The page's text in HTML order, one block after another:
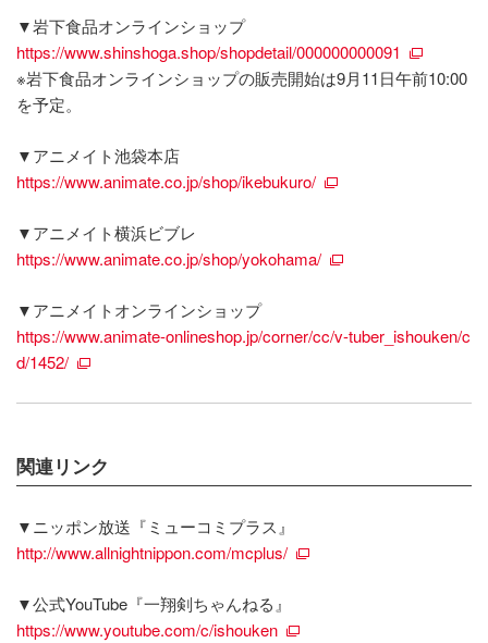
▼岩下食品オンラインショップ
https://www.shinshoga.shop/shopdetail/000000000091
※岩下食品オンラインショップの販売開始は9月11日午前10:00
を予定。
▼アニメイト池袋本店
https://www.animate.co.jp/shop/ikebukuro/
▼アニメイト横浜ビブレ
https://www.animate.co.jp/shop/yokohama/
▼アニメイトオンラインショップ
https://www.animate-onlineshop.jp/corner/cc/v-tuber_ishouken/c
d/1452/
関連リンク
▼ニッポン放送『ミューコミプラス』
http://www.allnightnippon.com/mcplus/
▼公式YouTube『一翔剣ちゃんねる』
https://www.youtube.com/c/ishouken